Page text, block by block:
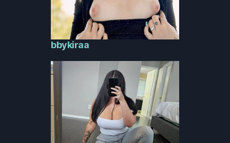
bbykiraa